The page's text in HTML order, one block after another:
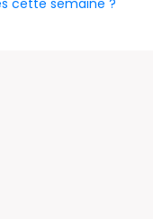
cette semaine ?